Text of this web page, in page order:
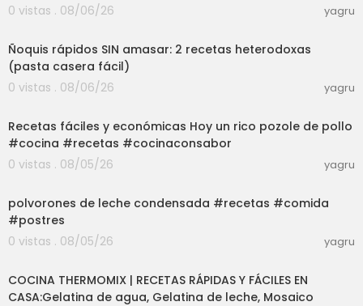
0 vistas . 08/06/26
yagru
Ñoquis rápidos SIN amasar: 2 recetas heterodoxas
(pasta casera fácil)
0 vistas . 08/06/26
yagru
Recetas fáciles y económicas Hoy un rico pozole de pollo
#cocina #recetas #cocinaconsabor
0 vistas . 08/05/26
yagru
polvorones de leche condensada #recetas #comida
#postres
0 vistas . 08/05/26
yagru
COCINA THERMOMIX | RECETAS RÁPIDAS Y FÁCILES EN
CASA:Gelatina de agua, Gelatina de leche, Mosaico